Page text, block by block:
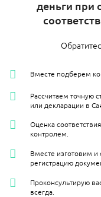
деньги при
Вместе подберем
Рассчитаем точную
или декларации в
Оценка
контролем.
Вместе изготовим и
регистрацию
Проконсультирую
всегда.